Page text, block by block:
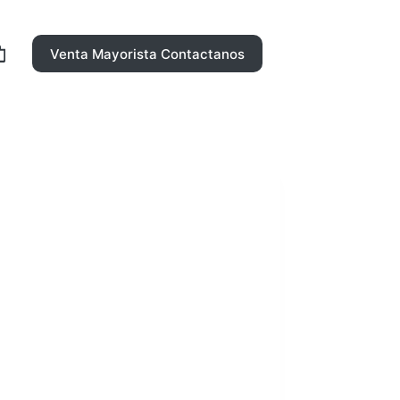
Venta Mayorista Contactanos